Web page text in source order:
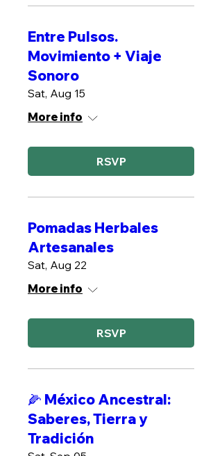
Entre Pulsos.
Movimiento + Viaje
Sonoro
Sat, Aug 15
More info
RSVP
Pomadas Herbales
Artesanales
Sat, Aug 22
More info
RSVP
🌽 México Ancestral:
Saberes, Tierra y
Tradición